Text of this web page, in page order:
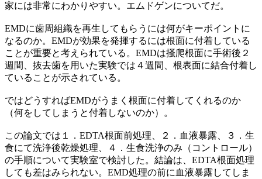
家には非常にわかりやすい。エムドゲンについてだ。
EMDに歯周組織を再生してもらうには何がキーポイントに
なるのか。EMDが効果を発揮するには根面に付着している
ことが重要と考えられている。EMDは掻爬根面に手術後２
週間、抜去歯を用いた実験では４週間、根表面に結合付着し
ていることが示されている。
ではどうすればEMDがうまく根面に付着してくれるのか
（何をしてしまうと付着しないのか）。
この論文では１．EDTA根面前処理、２．血液暴露、３．生
食にて洗浄後乾燥処理、４．生食洗浄のみ（コントロール）
の手順について実験室で検討した。結論は、EDTA根面処理
しても差はみられない。EMD処理の前に血液暴露してしま